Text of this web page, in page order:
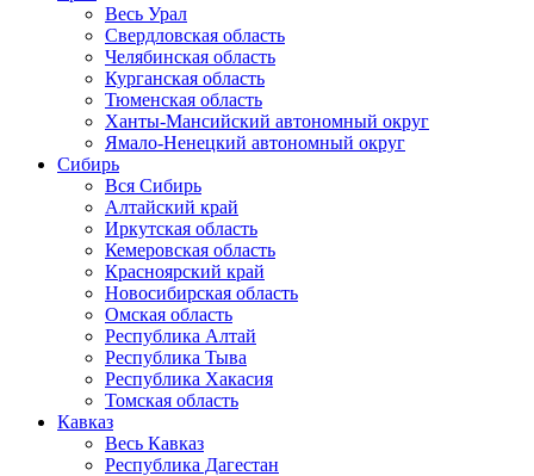
Весь Урал
Свердловская область
Челябинская область
Курганская область
Тюменская область
Ханты-Мансийский автономный округ
Ямало-Ненецкий автономный округ
Сибирь
Вся Сибирь
Алтайский край
Иркутская область
Кемеровская область
Красноярский край
Новосибирская область
Омская область
Республика Алтай
Республика Тыва
Республика Хакасия
Томская область
Кавказ
Весь Кавказ
Республика Дагестан